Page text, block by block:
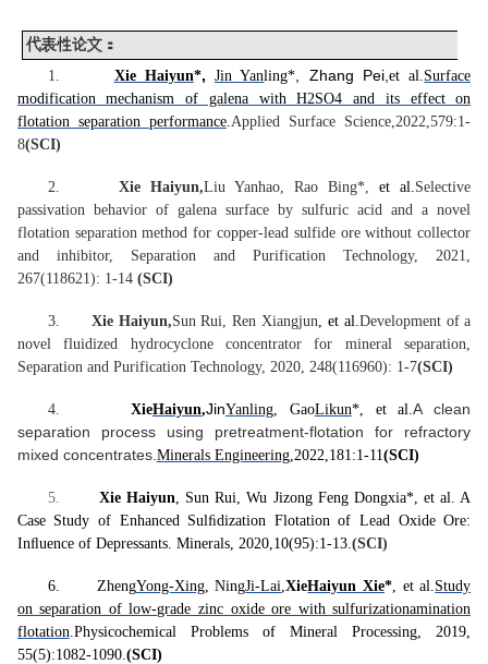
代表性论文：
1.
Xie Haiyun*, Jin Yanling*, Zhang Pei,et al.Surface
modification mechanism of galena with H2SO4 and its effect on
flotation separation performance.Applied Surface Science,2022,579:1-
8(SCI)
2. Xie Haiyun,Liu Yanhao, Rao Bing*, et al.Selective
passivation behavior of galena surface by sulfuric acid and a novel
flotation separation method for copper-lead sulfide ore without collector
and inhibitor, Separation and Purification Technology, 2021,
267(118621): 1-14 (SCI)
3. Xie Haiyun,Sun Rui, Ren Xiangjun, et al.Development of a
novel fluidized hydrocyclone concentrator for mineral separation,
Separation and Purification Technology, 2020, 248(116960): 1-7(SCI)
4. XieHaiyun,JinYanling, GaoLikun*, et al.A clean
separation process using pretreatment-flotation for refractory
mixed concentrates. Minerals Engineering,2022,181:1-11(SCI)
5. Xie Haiyun, Sun Rui, Wu Jizong Feng Dongxia*, et al. A
Case Study of Enhanced Sulﬁdization Flotation of Lead Oxide Ore:
Inﬂuence of Depressants. Minerals, 2020,10(95):1-13.(SCI)
6. ZhengYong-Xing, NingJi-Lai ,XieHaiyun Xie* , et al. Study
on separation of low-grade zinc oxide ore with sulfurizationamination
flotation Physicochemical Problems of Mineral Processing, 2019,
55(5):1082-1090. (SCI)